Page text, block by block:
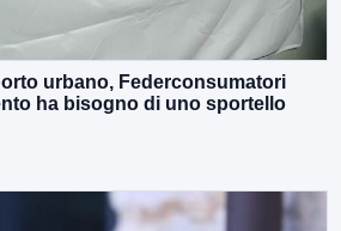
urbano, Federconsumatori
ha bisogno di uno sportello